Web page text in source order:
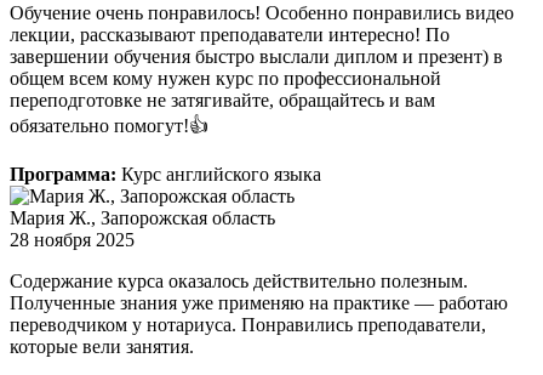
Обучение очень понравилось! Особенно понравились видео
лекции, рассказывают преподаватели интересно! По
завершении обучения быстро выслали диплом и презент) в
общем всем кому нужен курс по профессиональной
переподготовке не затягивайте, обращайтесь и вам
обязательно помогут!👍
Программа: Курс английского языка
Мария Ж., Запорожская область
28 ноября 2025
Содержание курса оказалось действительно полезным.
Полученные знания уже применяю на практике — работаю
переводчиком у нотариуса. Понравились преподаватели,
которые вели занятия.